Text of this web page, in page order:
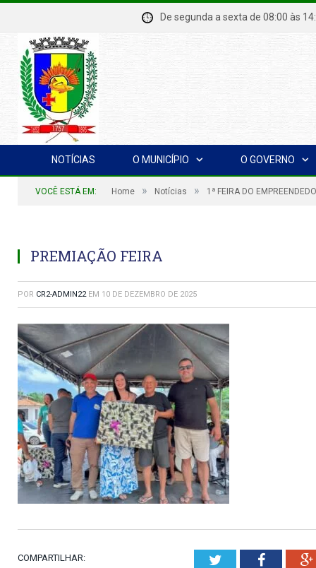
De segunda a sexta de 08:00
NOTÍCIAS O MUNICÍPIO O GOVERNO
VOCÊ ESTÁ EM: Home » Notícias » 1ª FEIRA DO
PREMIAÇÃO FEIRA
POR CR2-ADMIN22 EM 10 DE DEZEMBRO DE 2025
COMPARTILHAR: Twitter